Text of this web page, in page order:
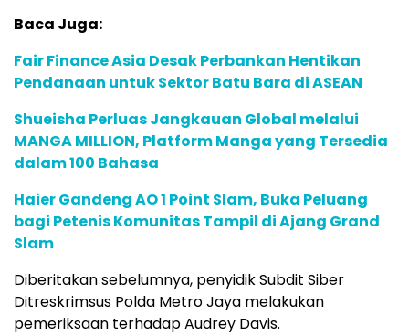
Baca Juga:
Fair Finance Asia Desak Perbankan Hentikan
Pendanaan untuk Sektor Batu Bara di ASEAN
Shueisha Perluas Jangkauan Global melalui
MANGA MILLION, Platform Manga yang Tersedia
dalam 100 Bahasa
Haier Gandeng AO 1 Point Slam, Buka Peluang
bagi Petenis Komunitas Tampil di Ajang Grand
Slam
Diberitakan sebelumnya, penyidik Subdit Siber
Ditreskrimsus Polda Metro Jaya melakukan
pemeriksaan terhadap Audrey Davis.